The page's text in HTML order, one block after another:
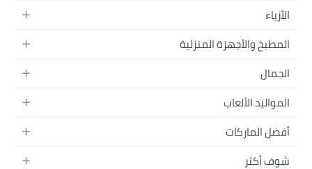
الهواتف المتحركة
أجهزة الكمبيوتر المحمولة
أجهزة الكمبيوتر المكتبية
سماعات الرأس
الكاميرات والصور وتسجيل الفيديو
التلفزيونات
الأزياء
أزياء نسائية
أزياء الأطفال
العطور
المجوهرات
النظارات
المطبخ والأجهزة المنزلية
الأجهزة الكبيرة
أثاث غرفة النوم
التخزين
الجمال
العطور
العناية بالشعر
العناية الشخصية
المواليد الألعاب
الرضاعة والتغذية
أفضل الماركات
أبل
شوف أكثر